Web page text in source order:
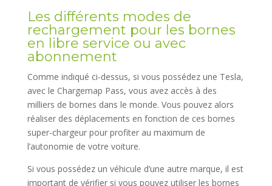
Les différents modes de
rechargement pour les bornes
en libre service ou avec
abonnement
Comme indiqué ci-dessus, si vous possédez une Tesla,
avec le Chargemap Pass, vous avez accès à des
milliers de bornes dans le monde. Vous pouvez alors
réaliser des déplacements en fonction de ces bornes
super-chargeur pour profiter au maximum de
l’autonomie de votre voiture.
Si vous possédez un véhicule d’une autre marque, il est
important de vérifier si vous pouvez utiliser les bornes